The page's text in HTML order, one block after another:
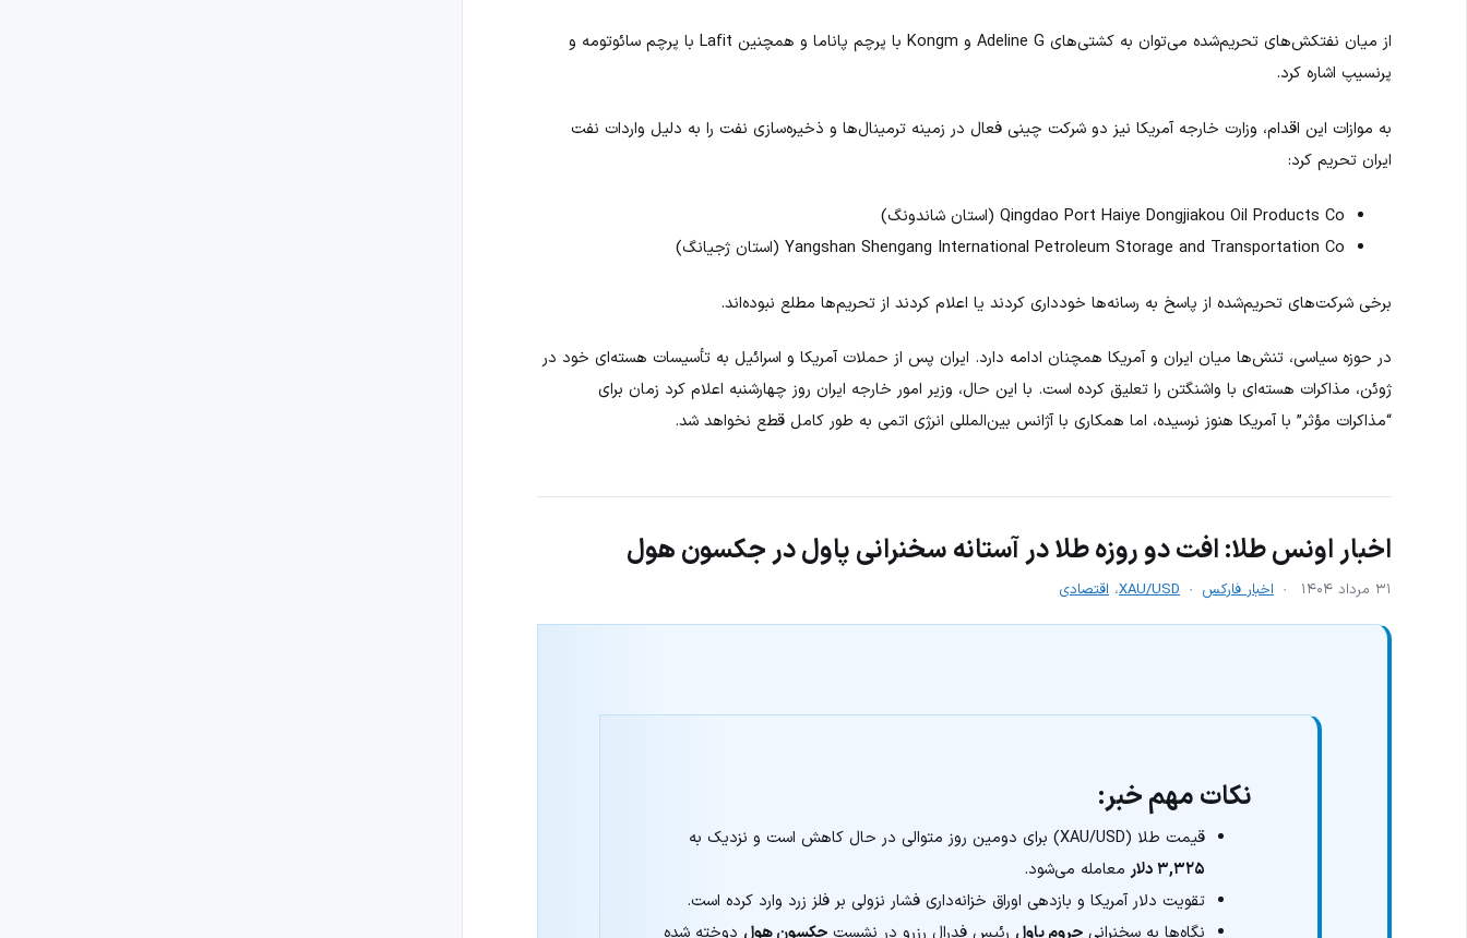
از میان نفتکش‌های تحریم‌شده می‌توان به کشتی‌های Adeline G و Kongm با پرچم پاناما و همچنین Lafit با پرچم سائوتومه و
پرنسیپ اشاره کرد.
به موازات این اقدام، وزارت خارجه آمریکا نیز دو شرکت چینی فعال در زمینه ترمینال‌ها و ذخیره‌سازی نفت را به دلیل واردات نفت
ایران تحریم کرد:
Qingdao Port Haiye Dongjiakou Oil Products Co (استان شاندونگ)
Yangshan Shengang International Petroleum Storage and Transportation Co (استان ژجیانگ)
برخی شرکت‌های تحریم‌شده از پاسخ به رسانه‌ها خودداری کردند یا اعلام کردند از تحریم‌ها مطلع نبوده‌اند.
در حوزه سیاسی، تنش‌ها میان ایران و آمریکا همچنان ادامه دارد. ایران پس از حملات آمریکا و اسرائیل به تأسیسات هسته‌ای خود در
ژوئن، مذاکرات هسته‌ای با واشنگتن را تعلیق کرده است. با این حال، وزیر امور خارجه ایران روز چهارشنبه اعلام کرد زمان برای
“مذاکرات مؤثر” با آمریکا هنوز نرسیده، اما همکاری با آژانس بین‌المللی انرژی اتمی به طور کامل قطع نخواهد شد.
اخبار اونس طلا: افت دو روزه طلا در آستانه سخنرانی پاول در جکسون هول
۳۱ مرداد ۱۴۰۴ اخبار فارکس XAU/USD، اقتصادی
نکات مهم خبر:
قیمت طلا (XAU/USD) برای دومین روز متوالی در حال کاهش است و نزدیک به
۳,۳۲۵ دلار
معامله می‌شود.
تقویت دلار آمریکا و بازدهی اوراق خزانه‌داری فشار نزولی بر فلز زرد وارد کرده است.
نگاه‌ها به سخنرانیجروم پاول رئیس فدرال رزرو در نشستجکسون هول دوخته شده